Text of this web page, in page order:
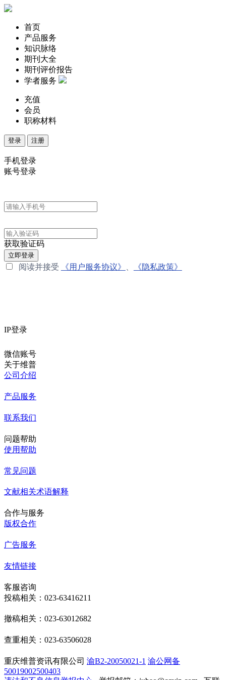
首页
产品服务
知识脉络
期刊大全
期刊评价报告
学者服务
充值
会员
职称材料
登录 注册
手机登录
账号登录
获取验证码
立即登录
阅读并接受 《用户服务协议》 《隐私政策》
IP登录
微信账号
关于维普
公司介绍
产品服务
联系我们
问题帮助
使用帮助
常见问题
文献相关术语解释
合作与服务
版权合作
广告服务
友情链接
客服咨询
投稿相关：023-63416211
撤稿相关：023-63012682
查重相关：023-63506028
重庆维普资讯有限公司 渝B2-20050021-1 渝公网备
50019002500403